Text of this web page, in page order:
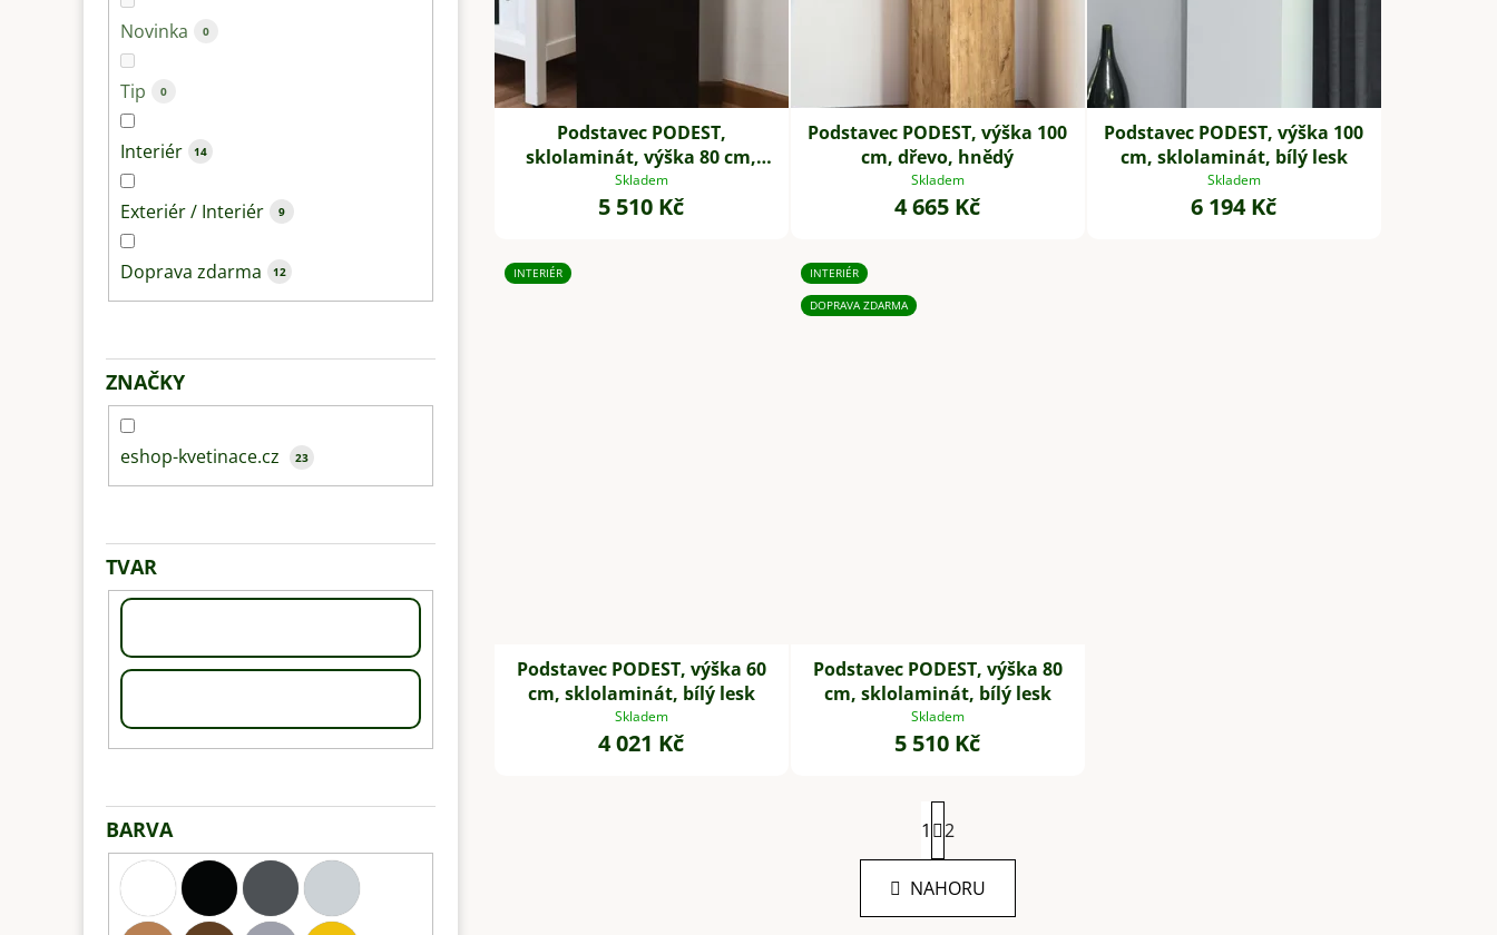
Novinka 0
Tip 0
Interiér 14
Exteriér / Interiér 9
Doprava zdarma 12
ZNAČKY
eshop-kvetinace.cz 23
TVAR
BARVA
k
t
ů
Podstavec PODEST,
sklolaminát, výška 80 cm,
černý lesk
Skladem
5 510 Kč
Podstavec PODEST, výška 100
cm, dřevo, hnědý
Skladem
4 665 Kč
Podstavec PODEST, výška 100
cm, sklolaminát, bílý lesk
Skladem
6 194 Kč
INTERIÉR
Podstavec PODEST, výška 60
cm, sklolaminát, bílý lesk
Skladem
4 021 Kč
INTERIÉR
DOPRAVA ZDARMA
Podstavec PODEST, výška 80
cm, sklolaminát, bílý lesk
Skladem
5 510 Kč
O
v
l
S
t
r
n
k
1 2
NAHORU